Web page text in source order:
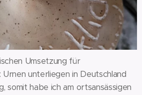
Umsetzung für
unterliegen in Deutschland
somit habe ich am ortsansässigen